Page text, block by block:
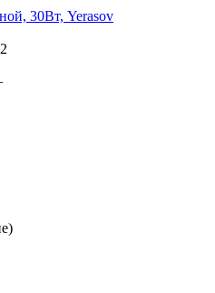
30Вт, Yerasov